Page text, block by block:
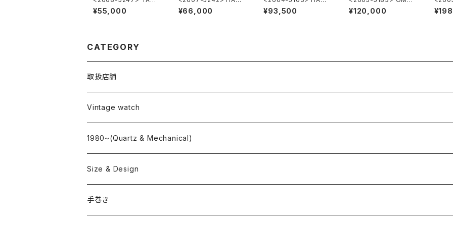
HEUER FORMULA1
¥55,000
LTON Khaki Nature
¥66,000
LTON Automatic
¥93,500
GA ”Cal.285"
¥120,000
A DE
CATEGORY
取扱店舗
L o'clock
"delve"
Vintage watch
海外ブランド
OMEGA
ROLEX
国産ブランド
SEIKO
1980~(Quartz & Mechanical)
Size & Design
~24.9mm
手巻き